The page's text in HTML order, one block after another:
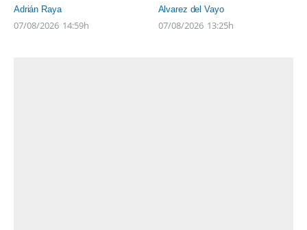
Adrián Raya
07/08/2026 14:59h
Alvarez del Vayo
07/08/2026 13:25h